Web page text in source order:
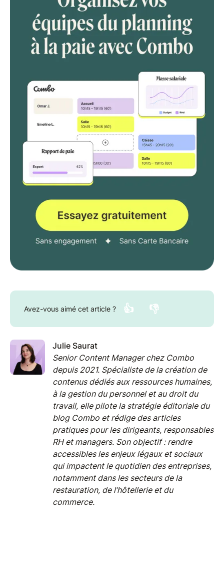
Avez-vous aimé cet article ? 👍 👎
Julie Saurat
Senior Content Manager chez Combo
depuis 2021. Spécialiste de la création de
contenus dédiés aux ressources humaines,
à la gestion du personnel et au droit du
travail, elle pilote la stratégie éditoriale du
blog Combo et rédige des articles
pratiques pour les dirigeants, responsables
RH et managers. Son objectif : rendre
accessibles les enjeux légaux et sociaux
qui impactent le quotidien des entreprises,
notamment dans les secteurs de la
restauration, de l’hôtellerie et du
commerce.